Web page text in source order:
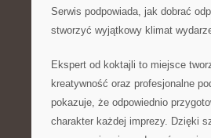
Serwis podpowiada, jak dobrać
stworzyć wyjątkowy klimat
Ekspert od koktajli to miejsce
kreatywność oraz profesjonalne
pokazuje, że odpowiednio
charakter każdej imprezy. Dzięki